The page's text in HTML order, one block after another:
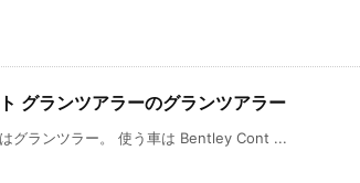
グランツアラーのグランツアラー
グランツラー。 使う車は Bentley Cont ...